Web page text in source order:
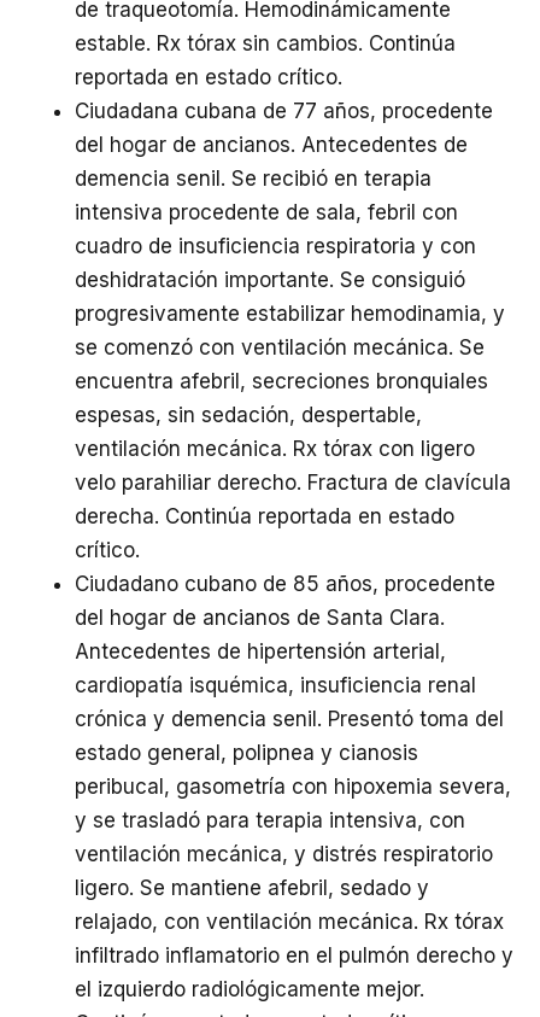
de traqueotomía. Hemodinámicamente
estable. Rx tórax sin cambios. Continúa
reportada en estado crítico.
Ciudadana cubana de 77 años, procedente
del hogar de ancianos. Antecedentes de
demencia senil. Se recibió en terapia
intensiva procedente de sala, febril con
cuadro de insuficiencia respiratoria y con
deshidratación importante. Se consiguió
progresivamente estabilizar hemodinamia, y
se comenzó con ventilación mecánica. Se
encuentra afebril, secreciones bronquiales
espesas, sin sedación, despertable,
ventilación mecánica. Rx tórax con ligero
velo parahiliar derecho. Fractura de clavícula
derecha. Continúa reportada en estado
crítico.
Ciudadano cubano de 85 años, procedente
del hogar de ancianos de Santa Clara.
Antecedentes de hipertensión arterial,
cardiopatía isquémica, insuficiencia renal
crónica y demencia senil. Presentó toma del
estado general, polipnea y cianosis
peribucal, gasometría con hipoxemia severa,
y se trasladó para terapia intensiva, con
ventilación mecánica, y distrés respiratorio
ligero. Se mantiene afebril, sedado y
relajado, con ventilación mecánica. Rx tórax
infiltrado inflamatorio en el pulmón derecho y
el izquierdo radiológicamente mejor.